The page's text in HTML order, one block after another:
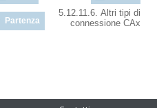
Partenza
5.12.11.6. Altri tipi di
connessione CAx